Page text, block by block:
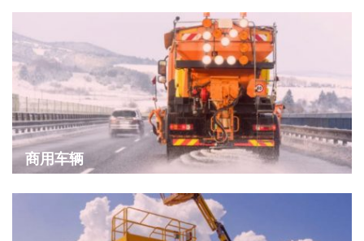
商用车辆